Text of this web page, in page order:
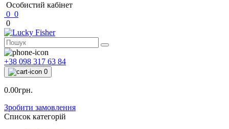
Особистий кабінет
0 0
0
+38 098 317 63 84
0
0.00грн.
Зробити замовлення
Список категорій